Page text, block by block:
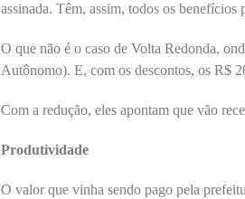
assinada. Têm, assim, todos os benefícios
O que não é o caso de Volta Redonda,
Autônomo). E, com os descontos, os R$
Com a redução, eles apontam que vão
Produtividade
O valor que vinha sendo pago pela